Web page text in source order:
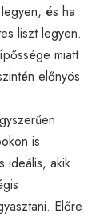
és ha
liszt legyen.
miatt
előnyös
is
ideális, akik
Előre